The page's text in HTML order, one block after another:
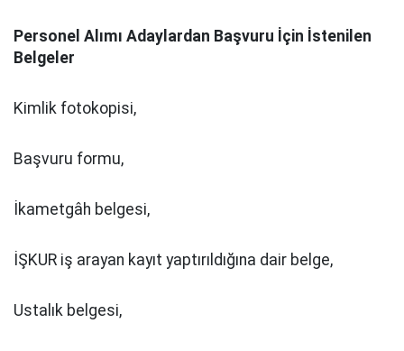
Personel Alımı Adaylardan Başvuru İçin İstenilen
Belgeler
Kimlik fotokopisi,
Başvuru formu,
İkametgâh belgesi,
İŞKUR iş arayan kayıt yaptırıldığına dair belge,
Ustalık belgesi,